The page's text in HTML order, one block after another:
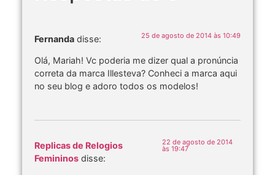
Fernanda disse: 25 de agosto de 2014 às 10:49
Olá, Mariah! Vc poderia me dizer qual a pronúncia
correta da marca Illesteva? Conheci a marca aqui
no seu blog e adoro todos os modelos!
Replicas de Relogios
Femininos disse:
22 de agosto de 2014
às 19:47